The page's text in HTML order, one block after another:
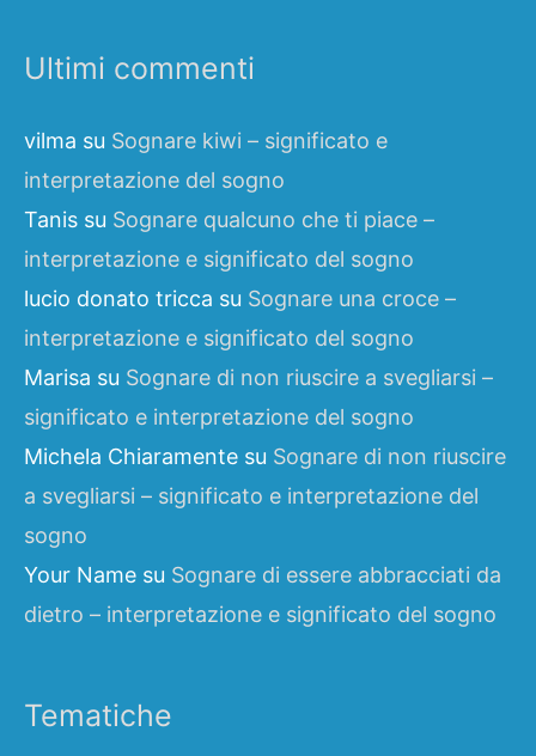
Ultimi commenti
vilma su Sognare kiwi – significato e
interpretazione del sogno
Tanis su Sognare qualcuno che ti piace –
interpretazione e significato del sogno
lucio donato tricca su Sognare una croce –
interpretazione e significato del sogno
Marisa su Sognare di non riuscire a svegliarsi –
significato e interpretazione del sogno
Michela Chiaramente su Sognare di non riuscire
a svegliarsi – significato e interpretazione del
sogno
Your Name su Sognare di essere abbracciati da
dietro – interpretazione e significato del sogno
Tematiche